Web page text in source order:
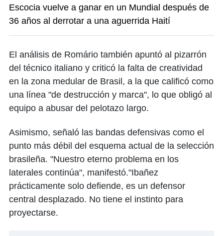
Escocia vuelve a ganar en un Mundial después de
36 años al derrotar a una aguerrida Haití
El análisis de Romário también apuntó al pizarrón
del técnico italiano y criticó la falta de creatividad
en la zona medular de Brasil, a la que calificó como
una línea "de destrucción y marca", lo que obligó al
equipo a abusar del pelotazo largo.
Asimismo, señaló las bandas defensivas como el
punto más débil del esquema actual de la selección
brasileña. "Nuestro eterno problema en los
laterales continúa", manifestó."Ibañez
prácticamente solo defiende, es un defensor
central desplazado. No tiene el instinto para
proyectarse.